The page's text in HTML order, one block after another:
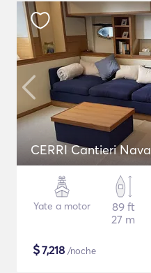
CERRI Cantieri
Yate a motor
89 ft
27 m
$7,218 /noche